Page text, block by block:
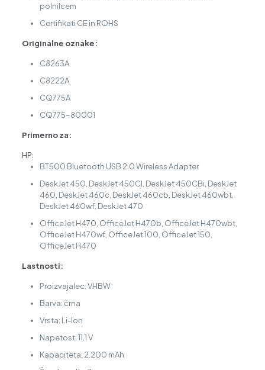
polnilcem
Certifikati CE in ROHS
Originalne oznake:
C8263A
C8222A
CQ775A
CQ775-80001
Primerno za:
HP:
BT500 Bluetooth USB 2.0 Wireless Adapter
DeskJet 450, DeskJet 450CI, DeskJet 450CBi, DeskJet
460, DeskJet 460c, DeskJet 460cb, DeskJet 460wbt,
DeskJet 460wf, DeskJet 470
OfficeJet H470, OfficeJet H470b, OfficeJet H470wbt,
OfficeJet H470wf, OfficeJet 100, OfficeJet 150,
OfficeJet H470
Lastnosti:
Proizvajalec: VHBW
Barva: črna
Vrsta: Li-Ion
Napetost: 11,1 V
Kapaciteta: 2.200 mAh